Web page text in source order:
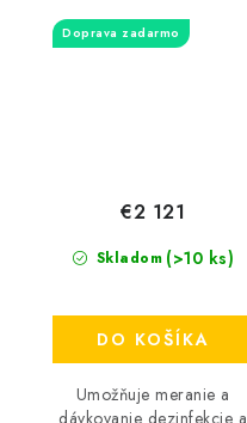
Doprava zadarmo
Skladom (>10 ks)
€2 121
DO KOŠÍKA
Umožňuje meranie a